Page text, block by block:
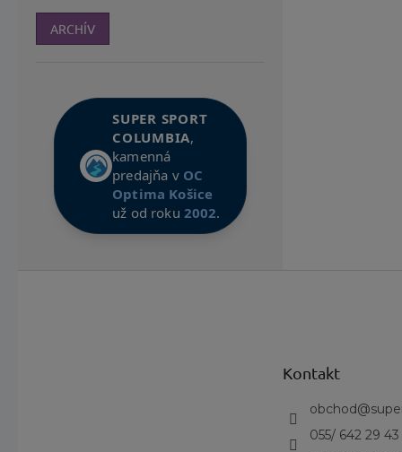
ARCHÍV
SUPER SPORT
COLUMBIA,
kamenná
predajňa v OC
Optima Košice
už od roku 2002.
Ľahká
počas
Kontakt
obchod@
055/ 642 29 43